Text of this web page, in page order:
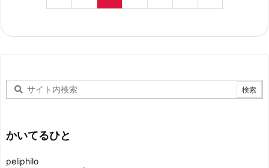
かいてるひと
peliphilo